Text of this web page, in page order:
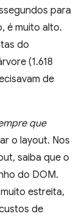
para
é muito alto.
do
(1.618
de
que
o layout. Nos
saiba que o
do DOM.
estreita,
de